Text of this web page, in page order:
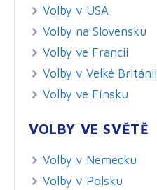
Volby v USA
Volby na Slovensku
Volby ve Francii
Volby v Velké Británii
Volby ve Fínsku
VOLBY VE SVĚTĚ
Volby v Nemecku
Volby v Polsku